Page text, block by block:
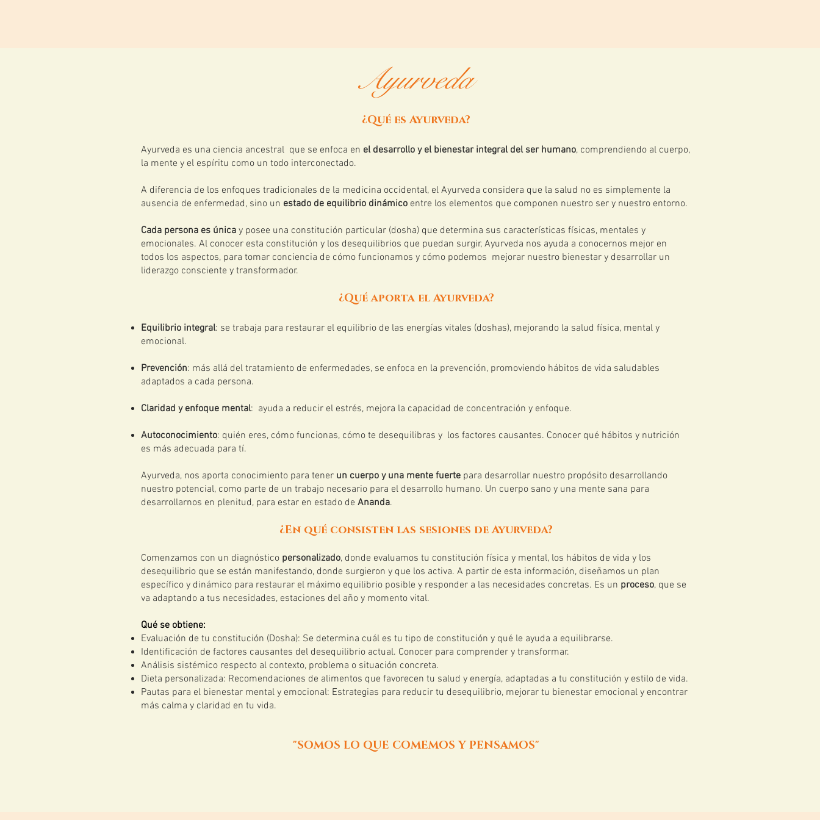
Ayurveda
¿Qué es Ayurveda?
Ayurveda es una ciencia ancestral que se enfoca en el desarrollo y el bienestar integral del ser humano, comprendiendo al cuerpo,
la mente y el espíritu como un todo interconectado.
A diferencia de los enfoques tradicionales de la medicina occidental, el Ayurveda considera que la salud no es simplemente la
ausencia de enfermedad, sino un estado de equilibrio dinámico entre los elementos que componen nuestro ser y nuestro entorno.
Cada persona es única y posee una constitución particular (dosha) que determina sus características físicas, mentales y
emocionales. Al conocer esta constitución y los desequilibrios que puedan surgir, Ayurveda nos ayuda a conocernos mejor en
todos los aspectos, para tomar conciencia de cómo funcionamos y cómo podemos mejorar nuestro bienestar y desarrollar un
liderazgo consciente y transformador.
¿Qué aporta el Ayurveda?
Equilibrio integral: se trabaja para restaurar el equilibrio de las energías vitales (doshas), mejorando la salud física, mental y
emocional.
Prevención: más allá del tratamiento de enfermedades, se enfoca en la prevención, promoviendo hábitos de vida saludables
adaptados a cada persona.
Claridad y enfoque mental: ayuda a reducir el estrés, mejora la capacidad de concentración y enfoque.
Autoconocimiento: quién eres, cómo funcionas, cómo te desequilibras y los factores causantes. Conocer qué hábitos y nutrición
es más adecuada para tí.
Ayurveda, nos aporta conocimiento para tener un cuerpo y una mente fuerte para desarrollar nuestro propósito desarrollando
nuestro potencial, como parte de un trabajo necesario para el desarrollo humano. Un cuerpo sano y una mente sana para
desarrollarnos en plenitud, para estar en estado de Ananda.
¿En qué consisten las sesiones de Ayurveda?
Comenzamos con un diagnóstico personalizado, donde evaluamos tu constitución física y mental, los hábitos de vida y los
desequilibrio que se están manifestando, donde surgieron y que los activa. A partir de esta información, diseñamos un plan
específico y dinámico para restaurar el máximo equilibrio posible y responder a las necesidades concretas. Es un proceso, que se
va adaptando a tus necesidades, estaciones del año y momento vital.
Qué se obtiene:
Evaluación de tu constitución (Dosha): Se determina cuál es tu tipo de constitución y qué le ayuda a equilibrarse.
Identificación de factores causantes del desequilibrio actual. Conocer para comprender y transformar.
Análisis sistémico respecto al contexto, problema o situación concreta.
Dieta personalizada: Recomendaciones de alimentos que favorecen tu salud y energía, adaptadas a tu constitución y estilo de vida.
Pautas para el bienestar mental y emocional: Estrategias para reducir tu desequilibrio, mejorar tu bienestar emocional y encontrar
más calma y claridad en tu vida.
"SOMOS LO QUE COMEMOS Y PENSAMOS"